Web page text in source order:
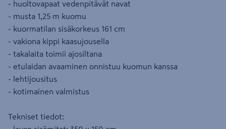
- huoltovapaat vedenpitävät navat
- musta 1,25 m kuomu
- kuormatilan sisäkorkeus 161 cm
- vakiona kippi kaasujousella
- takalaita toimii ajosiltana
- etulaidan avaaminen onnistuu kuomun kanssa
- lehtijousitus
- kotimainen valmistus
Tekniset tiedot: